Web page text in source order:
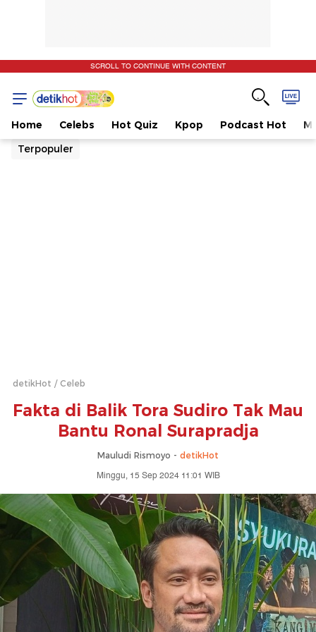
SCROLL TO CONTINUE WITH CONTENT
Home Celebs Hot Quiz Kpop Podcast Hot
Terpopuler
detikHot Celeb
Fakta di Balik Tora Sudiro Tak Mau
Bantu Ronal Surapradja
Mauludi Rismoyo - detikHot
Minggu, 15 Sep 2024 11:01 WIB